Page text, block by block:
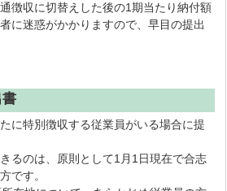
徴収に切替えした後の1期当たり納付額
に迷惑がかかりますので、早目の提出
に特別徴収する従業員がいる場合に提
るのは、原則として1月1日現在で合志
です。